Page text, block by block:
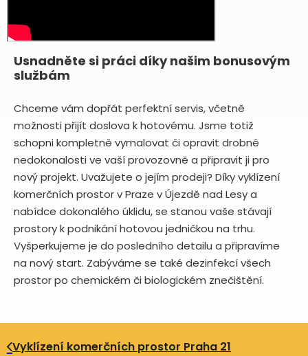
Usnadněte si práci díky našim bonusovým
službám
Chceme vám dopřát perfektní servis, včetně
možnosti přijít doslova k hotovému. Jsme totiž
schopni kompletně vymalovat či opravit drobné
nedokonalosti ve vaší provozovně a připravit ji pro
nový projekt. Uvažujete o jejím prodeji? Díky vyklízení
komerčních prostor v Praze v Újezdě nad Lesy a
nabídce dokonalého úklidu, se stanou vaše stávají
prostory k podnikání hotovou jedničkou na trhu.
Vyšperkujeme je do posledního detailu a připravíme
na nový start. Zabýváme se také dezinfekcí všech
prostor po chemickém či biologickém znečištění.
Vyklízení komerčních prostor Praha 21